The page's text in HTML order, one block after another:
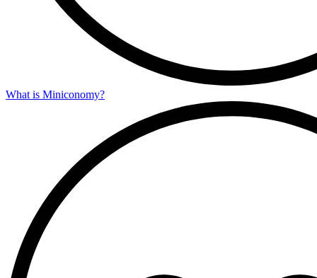
What is Miniconomy?